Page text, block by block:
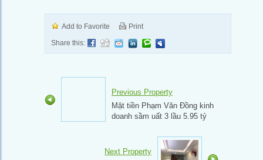
Add to Favorite
Print
Share this:
Previous Property
Mặt tiền Phạm Văn Đồng kinh
doanh sầm uất 3 lầu 5.95 tỷ
Next Property